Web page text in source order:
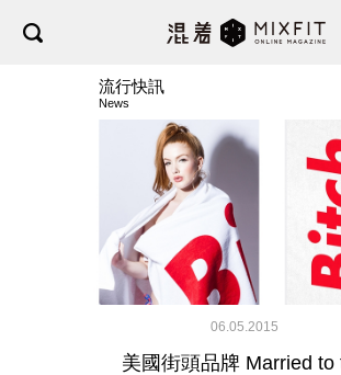
流行快訊
News
06.05.2015
美國街頭品牌 Married to